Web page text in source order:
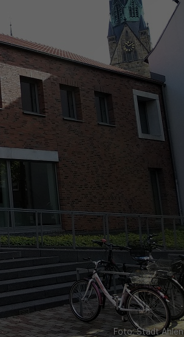
Foto: Stadt Ahlen